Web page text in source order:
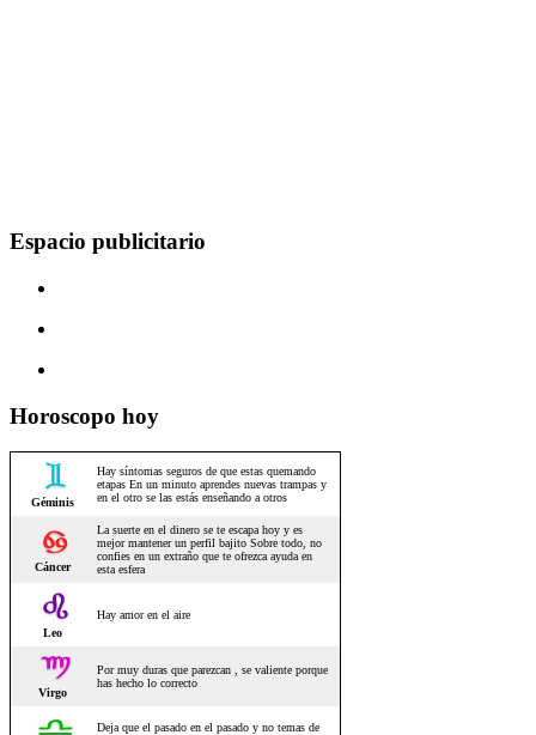
Espacio publicitario
Horoscopo hoy